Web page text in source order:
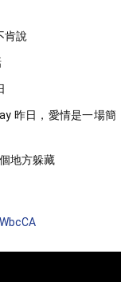
肯說
昨日，愛情是一場簡
地方躲藏